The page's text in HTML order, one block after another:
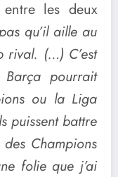
les deux
qu’il aille au
rival. (…) C’est
pourrait
ou la Liga
puissent battre
Champions
folie que j’ai